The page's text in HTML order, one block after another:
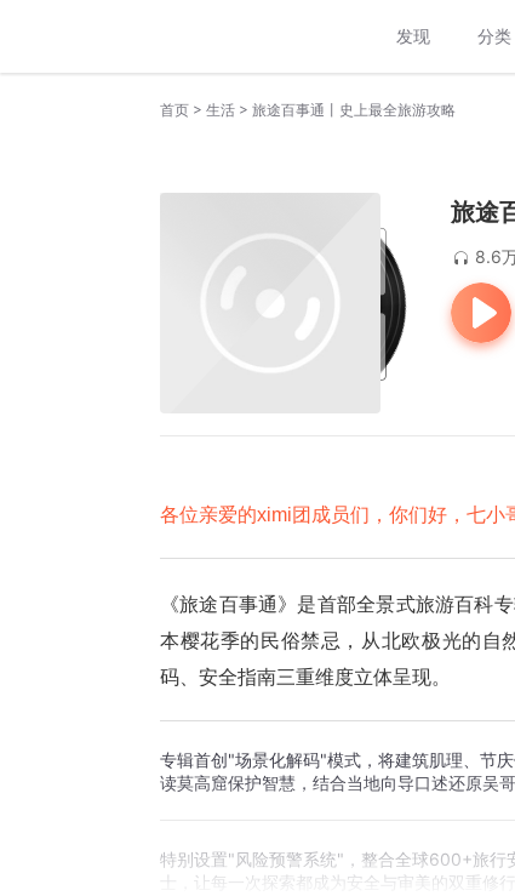
发现 分类
首页 > 生活 > 旅途百事通丨史上最全旅游攻略
旅途
8.6
各位亲爱的ximi团成员们，你们好，七小
《旅途百事通》是首部全景式旅游百科
本樱花季的民俗禁忌，从北欧极光的自
码、安全指南三重维度立体呈现。
专辑首创"场景化解码"模式，将建筑肌理、节
读莫高窟保护智慧，结合当地向导口述还原吴哥
特别设置"风险预警系统"，整合全球600+旅行
士，让每一次探索都成为安全与审美的双重修行